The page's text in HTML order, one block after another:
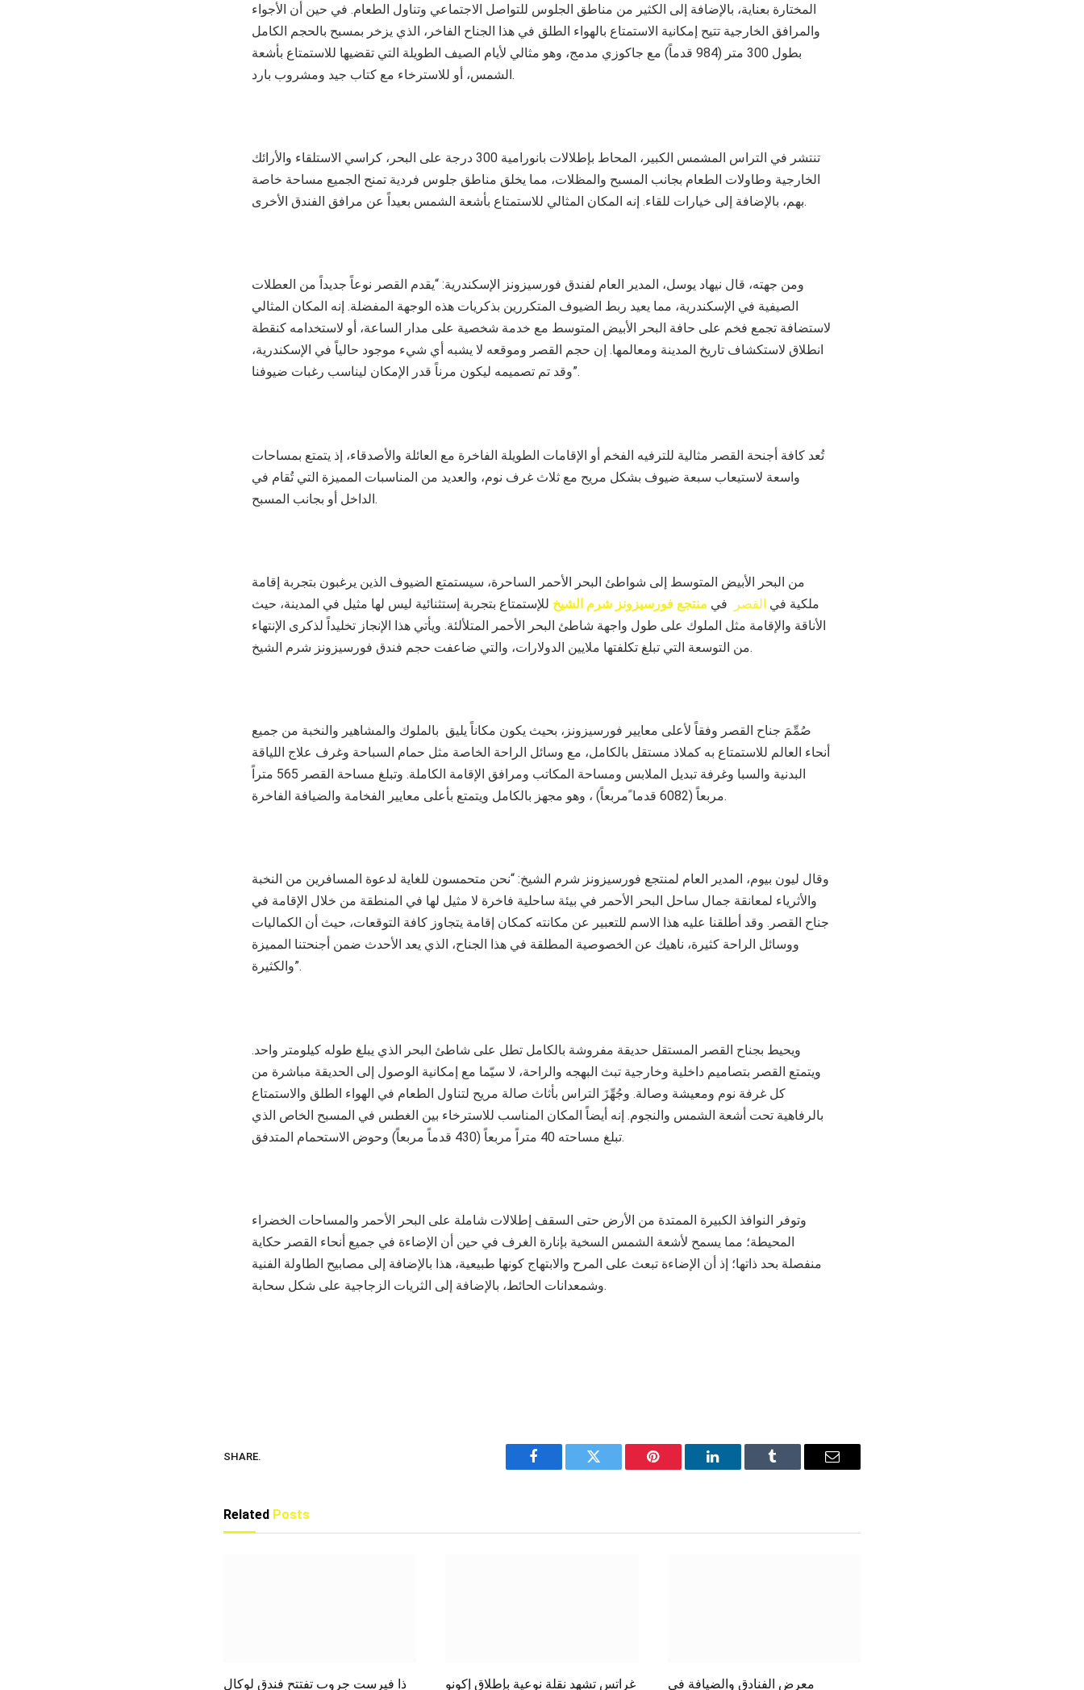
المختارة بعناية، بالإضافة إلى الكثير من مناطق الجلوس للتواصل الاجتماعي وتناول الطعام. في حين أن الأجواء
والمرافق الخارجية تتيح إمكانية الاستمتاع بالهواء الطلق في هذا الجناح الفاخر، الذي يزخر بمسبح بالحجم الكامل
بطول 300 متر (984 قدماً) مع جاكوزي مدمج، وهو مثالي لأيام الصيف الطويلة التي تقضيها للاستمتاع بأشعة
الشمس، أو للاسترخاء مع كتاب جيد ومشروب بارد.
تنتشر في التراس المشمس الكبير، المحاط بإطلالات بانورامية 300 درجة على البحر، كراسي الاستلقاء والأرائك
الخارجية وطاولات الطعام بجانب المسبح والمظلات، مما يخلق مناطق جلوس فردية تمنح الجميع مساحة خاصة
بهم، بالإضافة إلى خيارات للقاء. إنه المكان المثالي للاستمتاع بأشعة الشمس بعيداً عن مرافق الفندق الأخرى.
ومن جهته، قال نيهاد يوسل، المدير العام لفندق فورسيزونز الإسكندرية: “يقدم القصر نوعاً جديداً من العطلات
الصيفية في الإسكندرية، مما يعيد ربط الضيوف المتكررين بذكريات هذه الوجهة المفضلة. إنه المكان المثالي
لاستضافة تجمع فخم على حافة البحر الأبيض المتوسط مع خدمة شخصية على مدار الساعة، أو لاستخدامه كنقطة
انطلاق لاستكشاف تاريخ المدينة ومعالمها. إن حجم القصر وموقعه لا يشبه أي شيء موجود حالياً في الإسكندرية،
وقد تم تصميمه ليكون مرناً قدر الإمكان ليناسب رغبات ضيوفنا”.
تُعد كافة أجنحة القصر مثالية للترفيه الفخم أو الإقامات الطويلة الفاخرة مع العائلة والأصدقاء، إذ يتمتع بمساحات
واسعة لاستيعاب سبعة ضيوف بشكل مريح مع ثلاث غرف نوم، والعديد من المناسبات المميزة التي تُقام في
الداخل أو بجانب المسبح.
من البحر الأبيض المتوسط إلى شواطئ البحر الأحمر الساحرة، سيستمتع الضيوف الذين يرغبون بتجربة إقامة
ملكية في القصر في منتجع فورسيزونز شرم الشيخ للإستمتاع بتجربة إستثنائية ليس لها مثيل في المدينة، حيث
الأناقة والإقامة مثل الملوك على طول واجهة شاطئ البحر الأحمر المتلألئة. ويأتي هذا الإنجاز تخليداً لذكرى الإنتهاء
من التوسعة التي تبلغ تكلفتها ملايين الدولارات، والتي ضاعفت حجم فندق فورسيزونز شرم الشيخ.
صُمِّمَ جناح القصر وفقاً لأعلى معايير فورسيزونز، بحيث يكون مكاناً يليق بالملوك والمشاهير والنخبة من جميع
أنحاء العالم للاستمتاع به كملاذ مستقل بالكامل، مع وسائل الراحة الخاصة مثل حمام السباحة وغرف علاج اللياقة
البدنية والسبا وغرفة تبديل الملابس ومساحة المكاتب ومرافق الإقامة الكاملة. وتبلغ مساحة القصر 565 متراً
مربعاً (6082 قدما ًمربعاً) ، وهو مجهز بالكامل ويتمتع بأعلى معايير الفخامة والضيافة الفاخرة.
وقال ليون بيوم، المدير العام لمنتجع فورسيزونز شرم الشيخ: “نحن متحمسون للغاية لدعوة المسافرين من النخبة
والأثرياء لمعانقة جمال ساحل البحر الأحمر في بيئة ساحلية فاخرة لا مثيل لها في المنطقة من خلال الإقامة في
جناح القصر. وقد أطلقنا عليه هذا الاسم للتعبير عن مكانته كمكان إقامة يتجاوز كافة التوقعات، حيث أن الكماليات
ووسائل الراحة كثيرة، ناهيك عن الخصوصية المطلقة في هذا الجناح، الذي يعد الأحدث ضمن أجنحتنا المميزة
والكثيرة”.
ويحيط بجناح القصر المستقل حديقة مفروشة بالكامل تطل على شاطئ البحر الذي يبلغ طوله كيلومتر واحد.
ويتمتع القصر بتصاميم داخلية وخارجية تبث البهجه والراحة، لا سيّما مع إمكانية الوصول إلى الحديقة مباشرة من
كل غرفة نوم ومعيشة وصالة. وجُهِّزَ التراس بأثاث صالة مريح لتناول الطعام في الهواء الطلق والاستمتاع
بالرفاهية تحت أشعة الشمس والنجوم. إنه أيضاً المكان المناسب للاسترخاء بين الغطس في المسبح الخاص الذي
تبلغ مساحته 40 متراً مربعاً (430 قدماً مربعاً) وحوض الاستحمام المتدفق.
وتوفر النوافذ الكبيرة الممتدة من الأرض حتى السقف إطلالات شاملة على البحر الأحمر والمساحات الخضراء
المحيطة؛ مما يسمح لأشعة الشمس السخية بإنارة الغرف في حين أن الإضاءة في جميع أنحاء القصر حكاية
منفصلة بحد ذاتها؛ إذ أن الإضاءة تبعث على المرح والابتهاج كونها طبيعية، هذا بالإضافة إلى مصابيح الطاولة الفنية
وشمعدانات الحائط، بالإضافة إلى الثريات الزجاجية على شكل سحابة.
SHARE.
Facebook Twitter Pinterest LinkedIn Tumblr Email
Related Posts
ذا فيرست جروب تفتتح فندق لوكال غراتس تشهد نقلة نوعية بإطلاق إكونو معرض الفنادق والضيافة في